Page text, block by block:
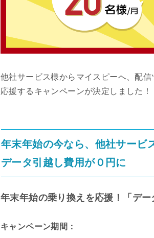
他社サービス様からマイスピーへ、配
応援するキャンペーンが決定しました！
年末年始の今なら、他社サー
データ引越し費用が０円に
年末年始の乗り換えを応援！「デ
キャンペーン期間：